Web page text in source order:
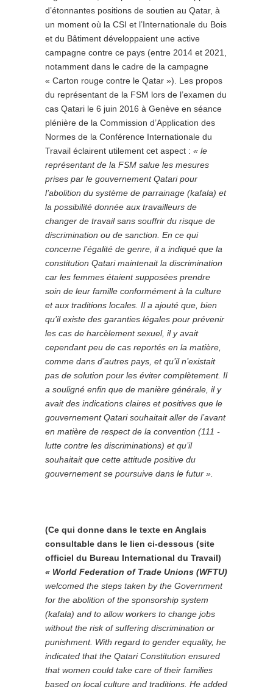
d’étonnantes positions de soutien au Qatar, à
un moment où la CSI et l’Internationale du Bois
et du Bâtiment développaient une active
campagne contre ce pays (entre 2014 et 2021,
notamment dans le cadre de la campagne
« Carton rouge contre le Qatar »). Les propos
du représentant de la FSM lors de l’examen du
cas Qatari le 6 juin 2016 à Genève en séance
plénière de la Commission d’Application des
Normes de la Conférence Internationale du
Travail éclairent utilement cet aspect : « le
représentant de la FSM salue les mesures
prises par le gouvernement Qatari pour
l’abolition du système de parrainage (kafala) et
la possibilité donnée aux travailleurs de
changer de travail sans souffrir du risque de
discrimination ou de sanction. En ce qui
concerne l’égalité de genre, il a indiqué que la
constitution Qatari maintenait la discrimination
car les femmes étaient supposées prendre
soin de leur famille conformément à la culture
et aux traditions locales. Il a ajouté que, bien
qu’il existe des garanties légales pour prévenir
les cas de harcèlement sexuel, il y avait
cependant peu de cas reportés en la matière,
comme dans d’autres pays, et qu’il n’existait
pas de solution pour les éviter complètement. Il
a souligné enfin que de manière générale, il y
avait des indications claires et positives que le
gouvernement Qatari souhaitait aller de l’avant
en matière de respect de la convention (111 -
lutte contre les discriminations) et qu’il
souhaitait que cette attitude positive du
gouvernement se poursuive dans le futur ».
(Ce qui donne dans le texte en Anglais
consultable dans le lien ci-dessous (site
officiel du Bureau International du Travail)
« World Federation of Trade Unions (WFTU)
welcomed the steps taken by the Government
for the abolition of the sponsorship system
(kafala) and to allow workers to change jobs
without the risk of suffering discrimination or
punishment. With regard to gender equality, he
indicated that the Qatari Constitution ensured
that women could take care of their families
based on local culture and traditions. He added